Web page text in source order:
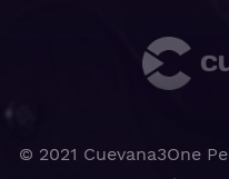
© 2021 Cuevana3One